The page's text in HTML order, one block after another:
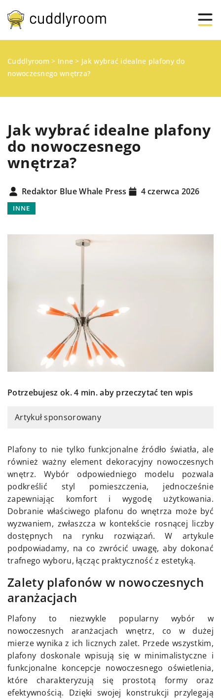
Cuddlyroom > Inne > Jak wybrać idealne plafony do
nowoczesnego wnętrza?
Jak wybrać idealne plafony
do nowoczesnego
wnętrza?
Redaktor Blue Whale Press 4 czerwca 2026
INNE
Potrzebujesz ok. 4 min. aby przeczytać ten wpis
Artykuł sponsorowany
Plafony to nie tylko funkcjonalne źródło światła, ale
również ważny element dekoracyjny nowoczesnych
wnętrz. Wybór odpowiedniego modelu pozwala
podkreślić styl pomieszczenia, jednocześnie
zapewniając komfort i wygodę użytkowania.
Dobranie właściwego plafonu do wnętrza może być
wyzwaniem, zwłaszcza w kontekście rosnącej liczby
dostępnych na rynku rozwiązań. W artykule
podpowiadamy, na co zwrócić uwagę, aby dokonać
trafnego wyboru, łącząc praktyczność z estetyką.
Zalety plafonów w nowoczesnych
aranżacjach
Plafony to niezwykle popularny wybór w
nowoczesnych aranżacjach wnętrz, co w dużej
mierze wynika z ich licznych zalet. Przede wszystkim,
plafony doskonale wpisują się w minimalistyczne i
funkcjonalne koncepcje nowoczesnego oświetlenia,
które charakteryzują się prostotą formy oraz
efektywnością. Dzięki swojej konstrukcji przylegają